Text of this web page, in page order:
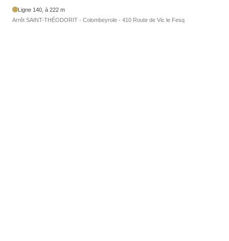
Ligne 140, à 222 m
Arrêt SAINT-THÉODORIT - Colombeyrole - 410 Route de Vic le Fesq